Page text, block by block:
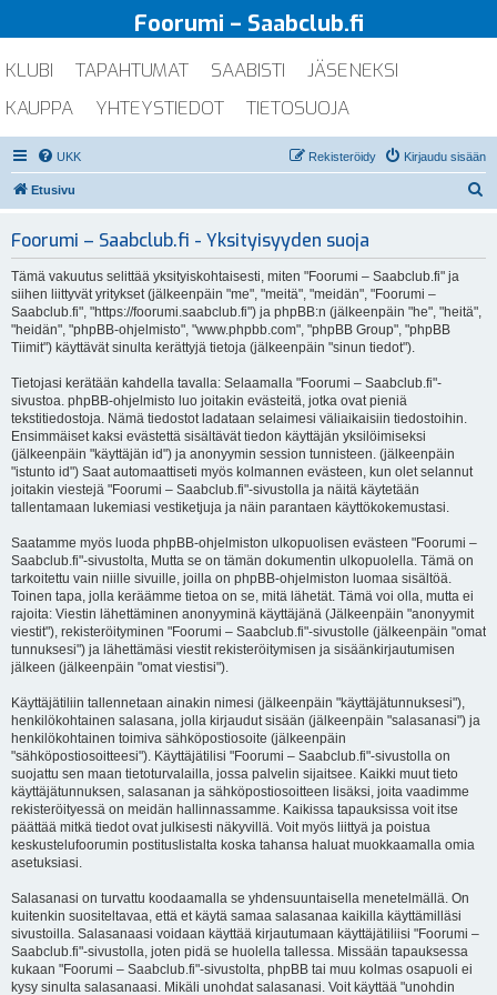
Foorumi – Saabclub.fi
KLUBI TAPAHTUMAT SAABISTI
JÄSENEKSI
KAUPPA
YHTEYSTIEDOT TIETOSUOJA
UKK Kirjaudu sisään
Rekisteröidy
Etusivu
Foorumi – Saabclub.fi - Yksityisyyden suoja
Tämä vakuutus selittää yksityiskohtaisesti, miten "Foorumi – Saabclub.fi" ja
siihen liittyvät yritykset (jälkeenpäin "me", "meitä", "meidän", "Foorumi –
Saabclub.fi", "https://foorumi.saabclub.fi") ja phpBB:n (jälkeenpäin "he", "heitä",
"heidän", "phpBB-ohjelmisto", "www.phpbb.com", "phpBB Group", "phpBB
Tiimit") käyttävät sinulta kerättyjä tietoja (jälkeenpäin "sinun tiedot").
Tietojasi kerätään kahdella tavalla: Selaamalla "Foorumi – Saabclub.fi"-
sivustoa. phpBB-ohjelmisto luo joitakin evästeitä, jotka ovat pieniä
tekstitiedostoja. Nämä tiedostot ladataan selaimesi väliaikaisiin tiedostoihin.
Ensimmäiset kaksi evästettä sisältävät tiedon käyttäjän yksilöimiseksi
(jälkeenpäin "käyttäjän id") ja anonyymin session tunnisteen. (jälkeenpäin
"istunto id") Saat automaattiseti myös kolmannen evästeen, kun olet selannut
joitakin viestejä "Foorumi – Saabclub.fi"-sivustolla ja näitä käytetään
tallentamaan lukemiasi vestiketjuja ja näin parantaen käyttökokemustasi.
Saatamme myös luoda phpBB-ohjelmiston ulkopuolisen evästeen "Foorumi –
Saabclub.fi"-sivustolta, Mutta se on tämän dokumentin ulkopuolella. Tämä on
tarkoitettu vain niille sivuille, joilla on phpBB-ohjelmiston luomaa sisältöä.
Toinen tapa, jolla keräämme tietoa on se, mitä lähetät. Tämä voi olla, mutta ei
rajoita: Viestin lähettäminen anonyyminä käyttäjänä (Jälkeenpäin "anonyymit
viestit"), rekisteröityminen "Foorumi – Saabclub.fi"-sivustolle (jälkeenpäin "omat
tunnuksesi") ja lähettämäsi viestit rekisteröitymisen ja sisäänkirjautumisen
jälkeen (jälkeenpäin "omat viestisi").
Käyttäjätiliin tallennetaan ainakin nimesi (jälkeenpäin "käyttäjätunnuksesi"),
henkilökohtainen salasana, jolla kirjaudut sisään (jälkeenpäin "salasanasi") ja
henkilökohtainen toimiva sähköpostiosoite (jälkeenpäin
"sähköpostiosoitteesi"). Käyttäjätilisi "Foorumi – Saabclub.fi"-sivustolla on
suojattu sen maan tietoturvalailla, jossa palvelin sijaitsee. Kaikki muut tieto
käyttäjätunnuksen, salasanan ja sähköpostiosoitteen lisäksi, joita vaadimme
rekisteröityessä on meidän hallinnassamme. Kaikissa tapauksissa voit itse
päättää mitkä tiedot ovat julkisesti näkyvillä. Voit myös liittyä ja poistua
keskustelufoorumin postituslistalta koska tahansa haluat muokkaamalla omia
asetuksiasi.
Salasanasi on turvattu koodaamalla se yhdensuuntaisella menetelmällä. On
kuitenkin suositeltavaa, että et käytä samaa salasanaa kaikilla käyttämilläsi
sivustoilla. Salasanaasi voidaan käyttää kirjautumaan käyttäjätiliisi "Foorumi –
Saabclub.fi"-sivustolla, joten pidä se huolella tallessa. Missään tapauksessa
kukaan "Foorumi – Saabclub.fi"-sivustolta, phpBB tai muu kolmas osapuoli ei
kysy sinulta salasanaasi. Mikäli unohdat salasanasi. Voit käyttää "unohdin